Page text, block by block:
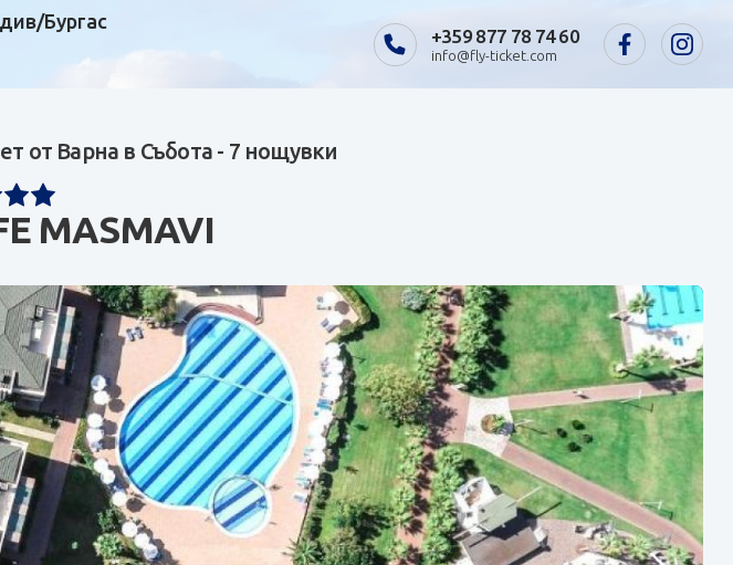
Бургас
+359 877 78 74 60
info@fly-ticket.com
от Варна в Събота - 7 нощувки
MASMAVI